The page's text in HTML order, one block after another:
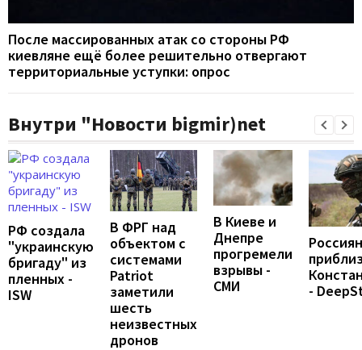
После массированных атак со стороны РФ
киевляне ещё более решительно отвергают
территориальные уступки: опрос
Внутри "Новости bigmir)net
РФ создала
"украинскую
бригаду" из
пленных -
ISW
В ФРГ над
объектом с
системами
Patriot
заметили
шесть
неизвестных
дронов
В Киеве и
Днепре
прогремели
взрывы -
СМИ
-